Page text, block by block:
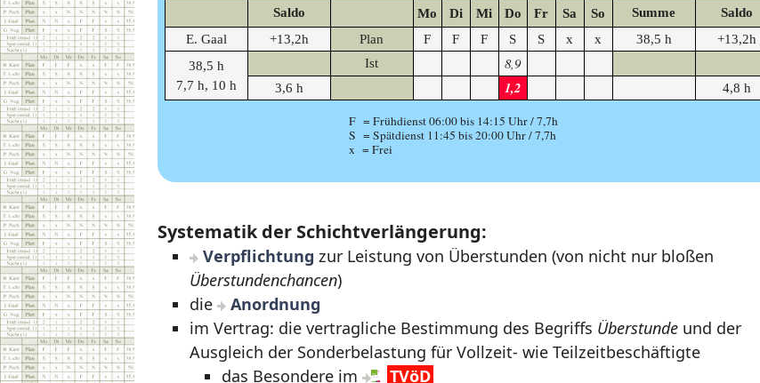
Saldo Mo Di Mi Do Fr Sa So Summe
Saldo
E. Gaal
+13,2h Plan F F F S S x x 38,5 h
+13,2h
38,5 h
7,7 h, 10 h
Ist 8,9
3,6 h 1,2 4,8 h
F = Frühdienst 06:00 bis 14:15 Uhr / 7,7h
S = Spätdienst 11:45 bis 20:00 Uhr / 7,7h
x = Frei
Systematik der Schichtverlängerung:
Verpflichtung zur Leistung von Überstunden (von nicht nur bloßen
Überstundenchancen)
die
Anordnung
im Vertrag: die vertragliche Bestimmung des Begriffs Überstunde und der
Ausgleich der Sonderbelastung für Vollzeit- wie Teilzeitbeschäftigte
das Besondere im
TVöD